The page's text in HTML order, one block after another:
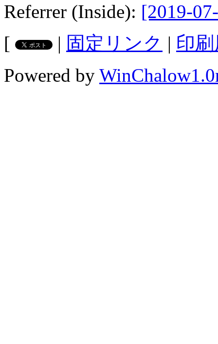
Referrer (Inside): [2019-
[
| 固定リンク | 印
Powered by